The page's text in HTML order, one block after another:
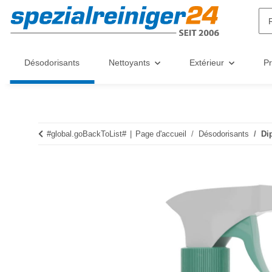
Désodorisants Nettoyants Extérieur
#global.goBackToList# Page d'accueil Désodorisants